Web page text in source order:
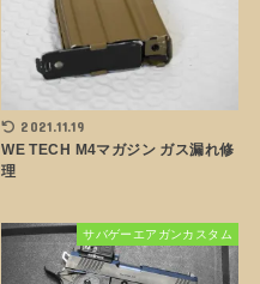
2021.11.19
WE TECH M4マガジン ガス漏れ修
理
サバゲーエアガンカスタム